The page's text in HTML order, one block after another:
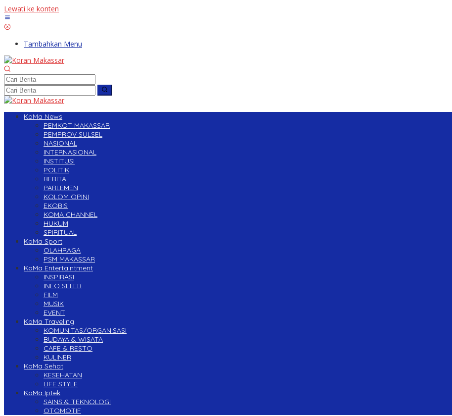
Lewati ke konten
Tambahkan Menu
KoMa News
PEMKOT MAKASSAR
PEMPROV SULSEL
NASIONAL
INTERNASIONAL
INSTITUSI
POLITIK
BERITA
PARLEMEN
KOLOM OPINI
EKOBIS
KOMA CHANNEL
HUKUM
SPIRITUAL
KoMa Sport
OLAHRAGA
PSM MAKASSAR
KoMa Entertaintment
INSPIRASI
INFO SELEB
FILM
MUSIK
EVENT
KoMa Traveling
KOMUNITAS/ORGANISASI
BUDAYA & WISATA
CAFE & RESTO
KULINER
KoMa Sehat
KESEHATAN
LIFE STYLE
KoMa Iptek
SAINS & TEKNOLOGI
OTOMOTIF